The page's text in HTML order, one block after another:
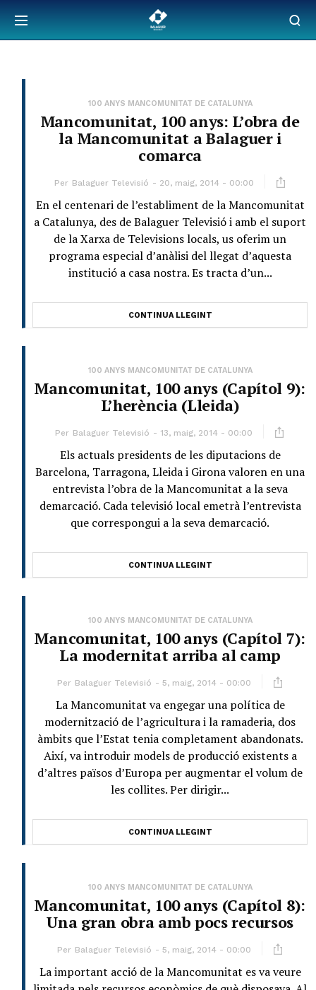
100 ANYS MANCOMUNITAT DE CATALUNYA
Mancomunitat, 100 anys: L’obra de
la Mancomunitat a Balaguer i
comarca
Per Balaguer Televisió 20, maig, 2014 - 00:00
En el centenari de l’establiment de la Mancomunitat
a Catalunya, des de Balaguer Televisió i amb el suport
de la Xarxa de Televisions locals, us oferim un
programa especial d’anàlisi del llegat d’aquesta
institució a casa nostra. Es tracta d’un...
CONTINUA LLEGINT
100 ANYS MANCOMUNITAT DE CATALUNYA
Mancomunitat, 100 anys (Capítol 9):
L’herència (Lleida)
Per Balaguer Televisió 13, maig, 2014 - 00:00
Els actuals presidents de les diputacions de
Barcelona, Tarragona, Lleida i Girona valoren en una
entrevista l’obra de la Mancomunitat a la seva
demarcació. Cada televisió local emetrà l’entrevista
que correspongui a la seva demarcació.
CONTINUA LLEGINT
100 ANYS MANCOMUNITAT DE CATALUNYA
Mancomunitat, 100 anys (Capítol 7):
La modernitat arriba al camp
Per Balaguer Televisió 5, maig, 2014 - 00:00
La Mancomunitat va engegar una política de
modernització de l’agricultura i la ramaderia, dos
àmbits que l’Estat tenia completament abandonats.
Així, va introduir models de producció existents a
d’altres països d’Europa per augmentar el volum de
les collites. Per dirigir...
CONTINUA LLEGINT
100 ANYS MANCOMUNITAT DE CATALUNYA
Mancomunitat, 100 anys (Capítol 8):
Una gran obra amb pocs recursos
Per Balaguer Televisió 5, maig, 2014 - 00:00
La important acció de la Mancomunitat es va veure